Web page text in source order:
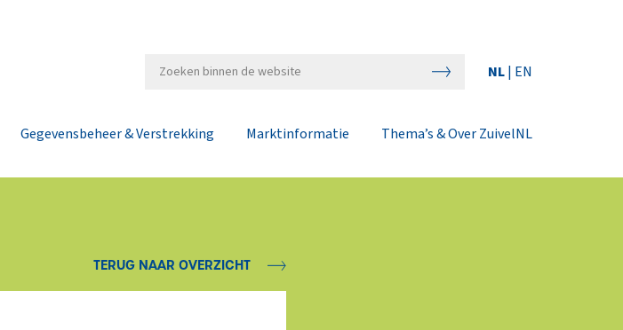
NL| EN
Gegevensbeheer & Verstrekking Marktinformatie Thema’s & Over ZuivelNL
TERUG NAAR OVERZICHT